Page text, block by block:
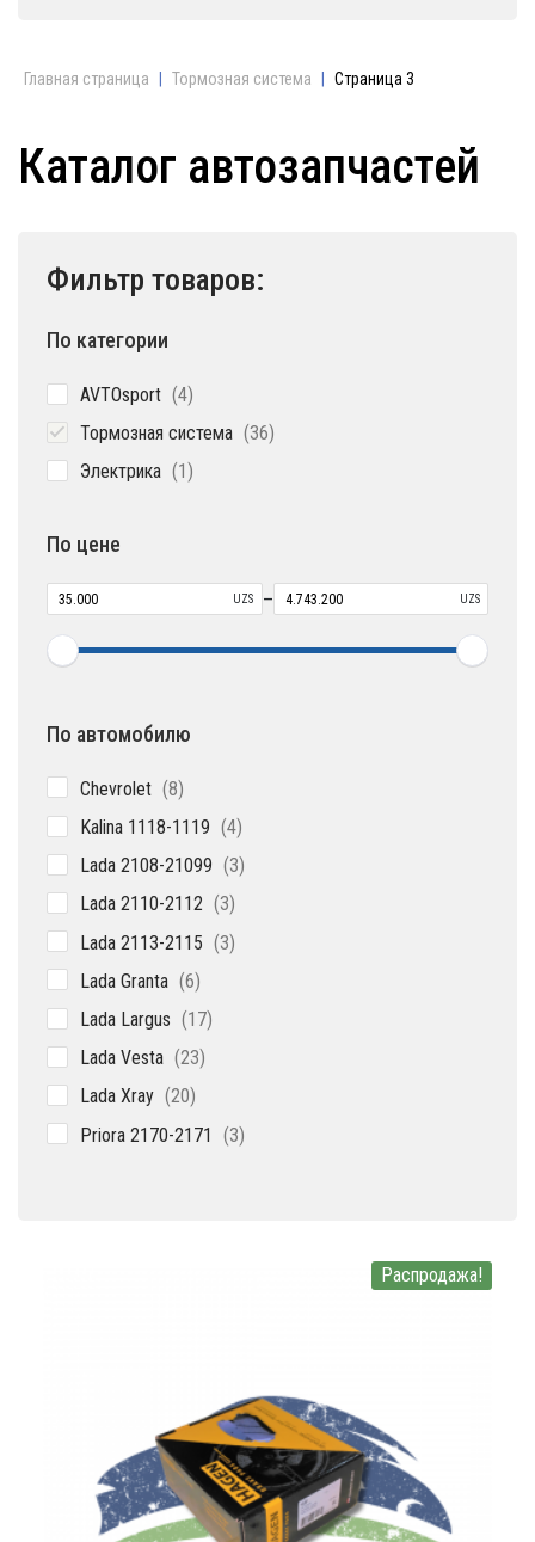
Главная страница Тормозная система Страница 3
Каталог автозапчастей
Фильтр товаров:
По категории
AVTOsport 44
Тормозная система 3636
Электрика 1 1
По цене
UZS – UZS
По автомобилю
Chevrolet 88
Kalina 1118-1119 44
Lada 2108-21099 33
Lada 2110-2112 33
Lada 2113-2115 33
Lada Granta 66
Lada Largus 1717
Lada Vesta 2323
Lada Xray 2020
Priora 2170-2171 33
Распродажа!